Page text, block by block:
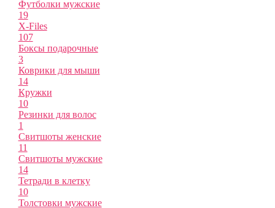
Футболки мужские
19
X-Files
107
Боксы подарочные
3
Коврики для мыши
14
Кружки
10
Резинки для волос
1
Свитшоты женские
11
Свитшоты мужские
14
Тетради в клетку
10
Толстовки мужские